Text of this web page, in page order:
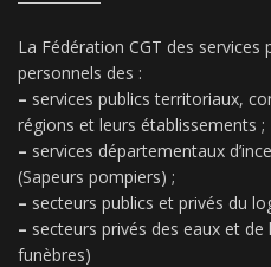
La Fédération CGT des services
personnels des :
– services publics territoriaux,
régions et leurs établissements ;
– services départementaux
(Sapeurs pompiers) ;
– secteurs publics et privés du
– secteurs privés des eaux et
funèbres)